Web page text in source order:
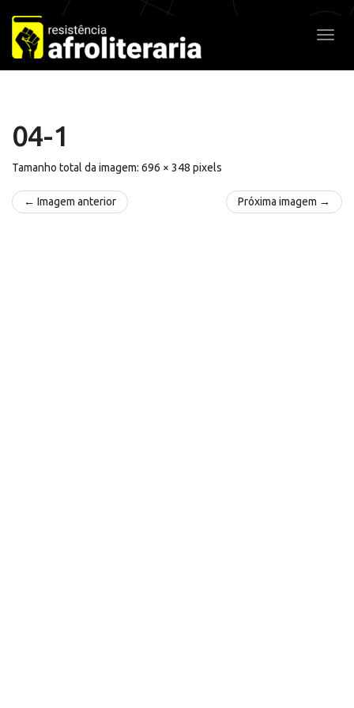
Pular
para
o
conteúdo
04-1
Tamanho total da imagem: 696 × 348 pixels
← Imagem anterior Próxima imagem →